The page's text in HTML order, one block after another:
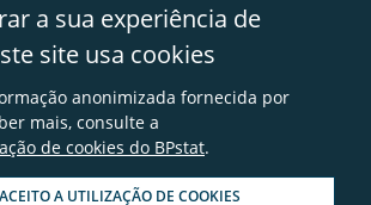
a sua experiência de
site usa cookies
anonimizada fornecida por
mais, consulte a
de cookies do BPstat.
A UTILIZAÇÃO DE COOKIES